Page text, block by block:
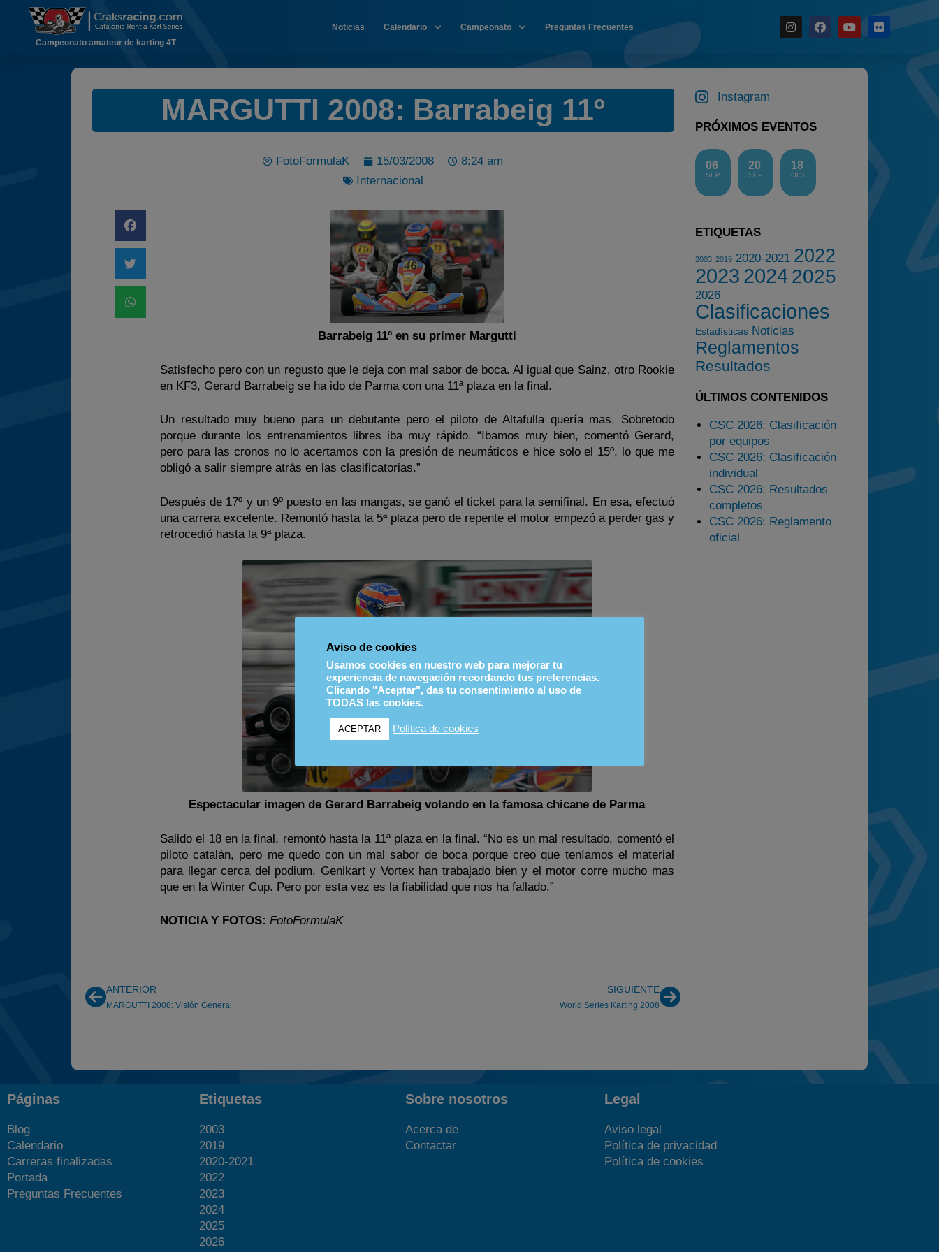
Carreras finalizadas
Campeonato
Temporada 2026
Campeonato amateur de karting 4T
Noticias Calendario Campeonato Preguntas Frecuentes
MARGUTTI 2008: Barrabeig 11º
FotoFormulaK 15/03/2008
8:24 am
Internacional
Barrabeig 11º en su primer Margutti
Satisfecho pero con un regusto que le deja con mal sabor de boca. Al igual que Sainz, otro Rookie
en KF3, Gerard Barrabeig se ha ido de Parma con una 11ª plaza en la final.
Un resultado muy bueno para un debutante pero el piloto de Altafulla quería mas. Sobretodo
porque durante los entrenamientos libres iba muy rápido. “Ibamos muy bien, comentó Gerard,
pero para las cronos no lo acertamos con la presión de neumáticos e hice solo el 15º, lo que me
obligó a salir siempre atrás en las clasificatorias.”
Después de 17º y un 9º puesto en las mangas, se ganó el ticket para la semifinal. En esa, efectuó
una carrera excelente. Remontó hasta la 5ª plaza pero de repente el motor empezó a perder gas y
retrocedió hasta la 9ª plaza.
Espectacular imagen de Gerard Barrabeig volando en la famosa chicane de Parma
Salido el 18 en la final, remontó hasta la 11ª plaza en la final. “No es un mal resultado, comentó el
piloto catalán, pero me quedo con un mal sabor de boca porque creo que teníamos el material
para llegar cerca del podium. Genikart y Vortex han trabajado bien y el motor corre mucho mas
que en la Winter Cup. Pero por esta vez es la fiabilidad que nos ha fallado.”
NOTICIA Y FOTOS: FotoFormulaK
ANTERIOR
MARGUTTI 2008: Visión General
SIGUIENTE
World Series Karting 2008
Instagram
PRÓXIMOS EVENTOS
06
SEP
20
SEP
18
OCT
ETIQUETAS
2003 2019 2020-2021 2022
2023 20242025
2026
Clasificaciones
Estadísticas Noticias
Reglamentos
Resultados
ÚLTIMOS CONTENIDOS
CSC 2026: Clasificación
por equipos
CSC 2026: Clasificación
individual
CSC 2026: Resultados
completos
CSC 2026: Reglamento
oficial
Páginas
Blog
Calendario
Carreras finalizadas
Portada
Preguntas Frecuentes
Etiquetas
2003
2019
2020-2021
2022
2023
2024
2025
2026
Sobre nosotros
Acerca de
Contactar
Legal
Aviso legal
Política de privacidad
Política de cookies
Aviso de cookies
Usamos cookies en nuestro web para mejorar tu
experiencia de navegación recordando tus preferencias.
Clicando "Aceptar", das tu consentimiento al uso de
TODAS las cookies.
ACEPTAR Política de cookies